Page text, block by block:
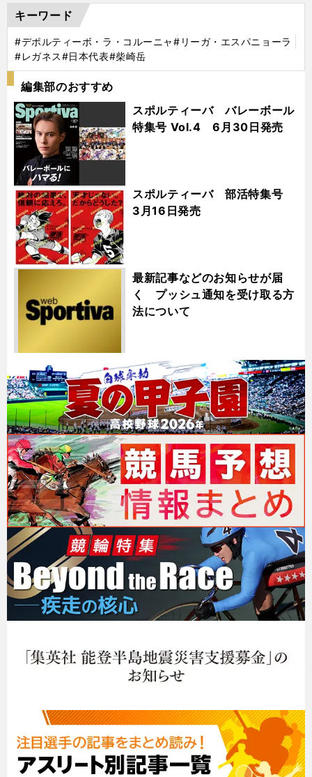
キーワード
#デポルティーボ・ラ・コルーニャ#リーガ・エスパニョーラ
#レガネス#日本代表#柴崎岳
編集部のおすすめ
スポルティーバ バレーボール
特集号 Vol.4 6月30日発売
スポルティーバ 部活特集号
3月16日発売
最新記事などのお知らせが届
く プッシュ通知を受け取る方
法について